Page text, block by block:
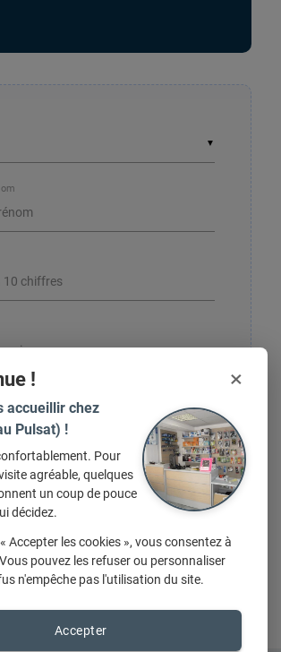
▼
Envoyer
! ×
accueillir chez
Pulsat) !
Pour
agréable, quelques
un coup de pouce
décidez.
Accepter les cookies », vous consentez à
pouvez les refuser ou personnaliser
n'empêche pas l'utilisation du site.
Accepter